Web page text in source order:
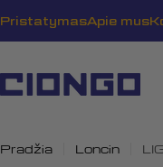
prie
PristatymasApie mus
Pradžia Loncin